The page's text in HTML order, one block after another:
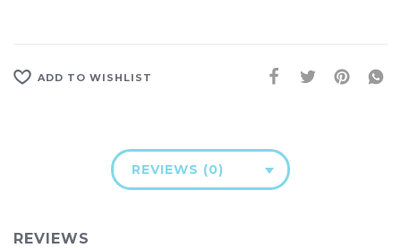
ADD TO WISHLIST
REVIEWS (0)
REVIEWS